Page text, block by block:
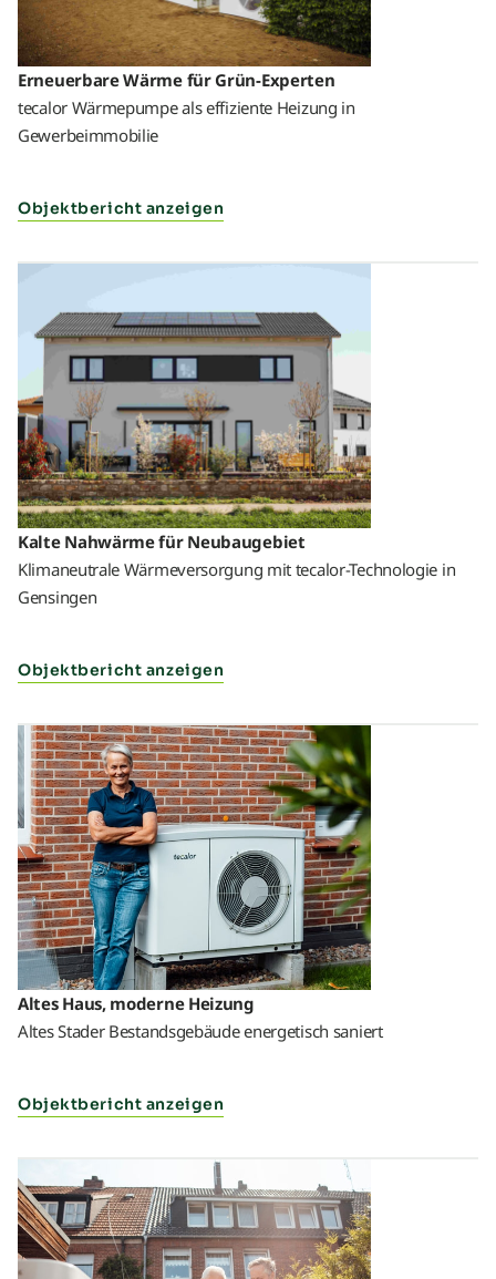
Erneuerbare Wärme für Grün-Experten
tecalor Wärmepumpe als effiziente Heizung in
Gewerbeimmobilie
Objektbericht anzeigen
Kalte Nahwärme für Neubaugebiet
Klimaneutrale Wärmeversorgung mit tecalor-Technologie in
Gensingen
Objektbericht anzeigen
Altes Haus, moderne Heizung
Altes Stader Bestandsgebäude energetisch saniert
Objektbericht anzeigen